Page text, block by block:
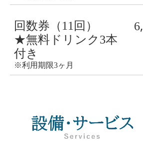
回数券（11回）
★無料ドリンク3本
付き
※利用期限3ヶ月
6,